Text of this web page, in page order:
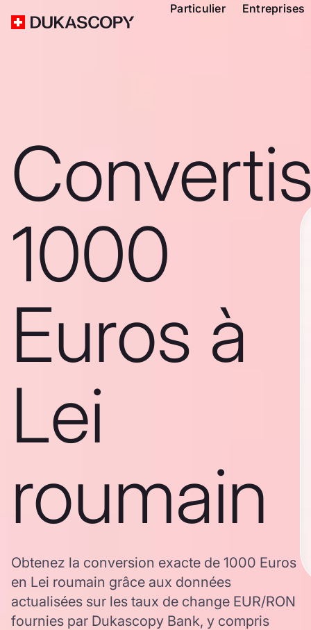
Particulier Entreprises
1000
Euros à
Lei
roumain
Obtenez la conversion exacte de 1000 Euros
en Lei roumain grâce aux données
actualisées sur les taux de change EUR/RON
fournies par Dukascopy Bank, y compris